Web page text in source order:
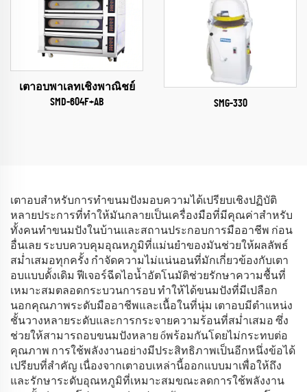
เตาอบพาเลทเชิงพาณิชย์
SMD-604F+AB
SMG-330
เตาอบสำหรับการทำขนมปังมอบความได้เปรียบเชิงปฏิบัติ
หลายประการที่ทำให้มันกลายเป็นเครื่องมือที่มีคุณค่าสำหรับ
ทั้งคนทำขนมปังในบ้านและสถานประกอบการมืออาชีพ ก่อน
อื่นเลย ระบบควบคุมอุณหภูมิที่แม่นยำของมันช่วยให้ผลลัพธ์
สม่ำเสมอทุกครั้ง กำจัดความไม่แน่นอนที่มักเกี่ยวข้องกับเตา
อบแบบดั้งเดิม ฟีเจอร์ฉีดไอน้ำอัตโนมัติช่วยรักษาความชื้นที่
เหมาะสมตลอดกระบวนการอบ ทำให้ได้ขนมปังที่มีเปลือก
นอกคุณภาพระดับมืออาชีพและเนื้อในที่นุ่ม เตาอบมีตำแหน่ง
ชั้นวางหลายระดับและการกระจายความร้อนที่สม่ำเสมอ ซึ่ง
ช่วยให้สามารถอบขนมปังหลาย ổพร้อมกันโดยไม่กระทบต่อ
คุณภาพ การใช้พลังงานอย่างมีประสิทธิภาพเป็นอีกหนึ่งข้อได้
เปรียบที่สำคัญ เนื่องจากเตาอบเหล่านี้ออกแบบมาเพื่อให้ถึง
และรักษาระดับอุณหภูมิที่เหมาะสมขณะลดการใช้พลังงาน